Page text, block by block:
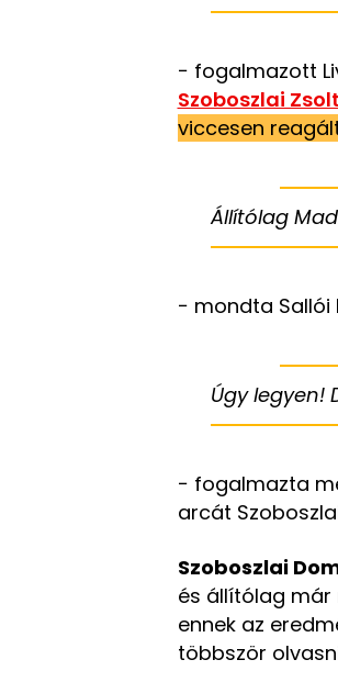
− fogalmazott
Szoboszlai Zsolt
viccesen
Állítólag
− mondta Sallói
Úgy legyen!
− fogalmazta
arcát
Szoboszlai
és állítólag már
ennek az
többször